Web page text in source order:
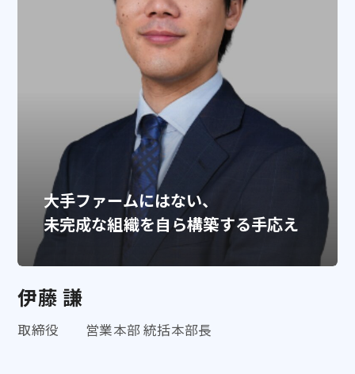
大手ファームにはない、
未完成な組織を自ら構築する手応え
伊藤 謙
取締役 営業本部 統括本部長